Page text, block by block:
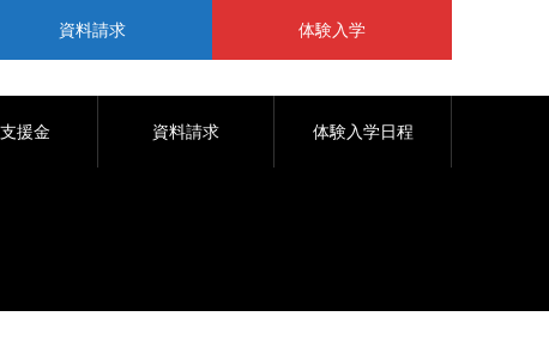
資料請求 体験入学
援金 資料請求 体験入学日程